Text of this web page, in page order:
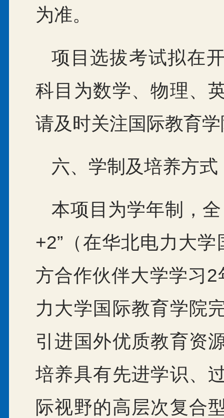
为准。
项目选拔考试拟在
科目为数学、物理、
请及时关注国际教育
六、学制及培养方式
本项目为学年制，
+2”（在华北电力大
方合作伙伴大学学习
力大学国际教育学院
引进国外优质教育资
培养具有先进学识、
际视野的高层次复合